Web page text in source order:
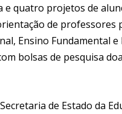
quatro projetos de
de professores
Ensino Fundamental e
bolsas de pesquisa
de Estado da